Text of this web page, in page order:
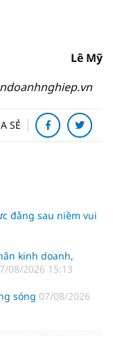
Lê Mỹ
SẺ
đằng sau niềm vui
kinh doanh,
08/2026 15:13
sóng 07/08/2026